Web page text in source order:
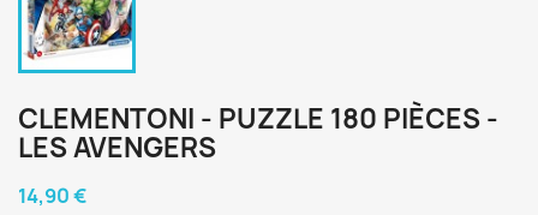
CLEMENTONI - PUZZLE 180 PIÈCES -
LES AVENGERS
14,90 €